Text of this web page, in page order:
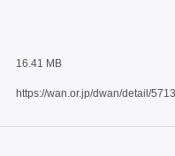
16.41 MB
https://wan.or.jp/dwan/detail/5713